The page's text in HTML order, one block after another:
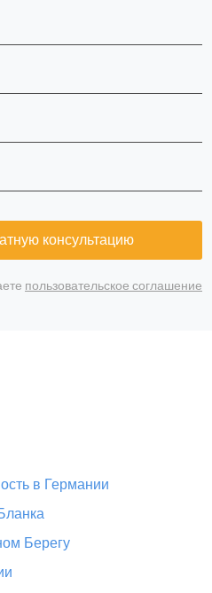
консультацию
пользовательское соглашение
в Германии
Берегу